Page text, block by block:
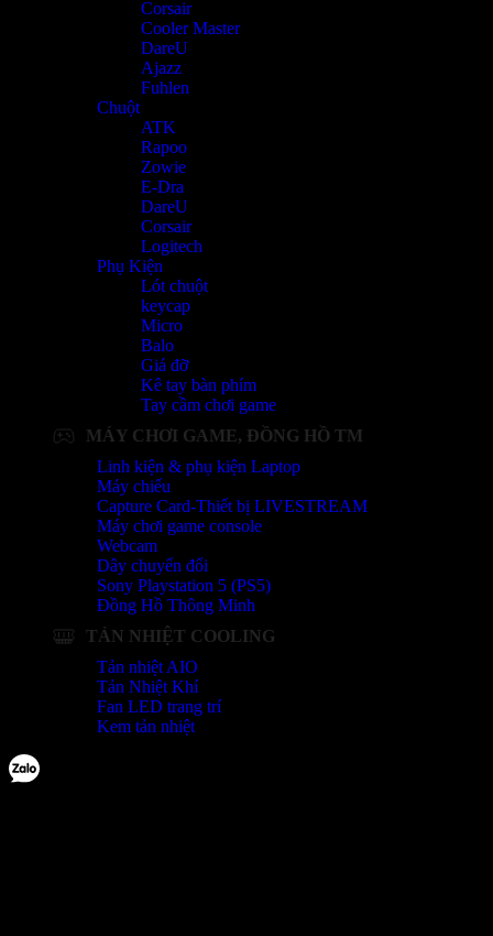
Corsair
Cooler Master
DareU
Ajazz
Fuhlen
Chuột
ATK
Rapoo
Zowie
E-Dra
DareU
Corsair
Logitech
Phụ Kiện
Lót chuột
keycap
Micro
Balo
Giá đỡ
Kê tay bàn phím
Tay cầm chơi game
MÁY CHƠI GAME, ĐỒNG HỒ TM
Linh kiện & phụ kiện Laptop
Máy chiếu
Capture Card-Thiết bị LIVESTREAM
Máy chơi game console
Webcam
Dây chuyển đổi
Sony Playstation 5 (PS5)
Đồng Hồ Thông Minh
TẢN NHIỆT COOLING
Tản nhiệt AIO
Tản Nhiệt Khí
Fan LED trang trí
Kem tản nhiệt